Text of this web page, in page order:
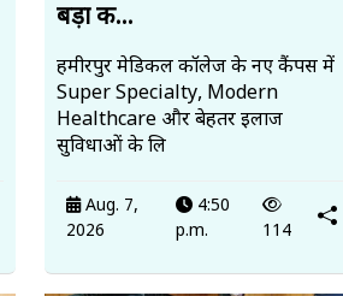
बड़ा क...
हमीरपुर मेडिकल कॉलेज के नए कैंपस में
Super Specialty, Modern
Healthcare और बेहतर इलाज
सुविधाओं के लि
Aug. 7,
2026
4:50
p.m.
114